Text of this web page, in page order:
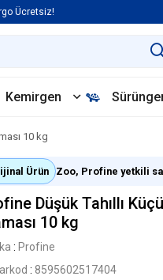
Ücretsiz!
Kemirgen
10 kg
Ürün Zoo, Profine yetkili
Düşük Tahıllı
10 kg
: Profine
: 8595602517404